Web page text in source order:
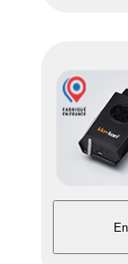
Eclipse III
Eclipse IV